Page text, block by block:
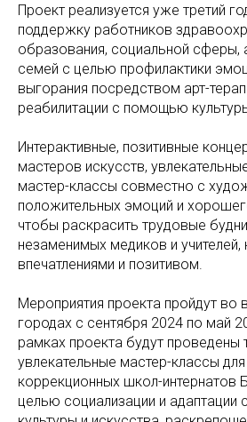
Проект реализуется уже третий
поддержку работников
образования, социальной сферы,
семей с целью профилактики
выгорания посредством арт-
реабилитации с помощью
Интерактивные, позитивные
мастеров искусств,
мастер-классы совместно с
положительных эмоций и
чтобы раскрасить трудовые
незаменимых медиков и учителей,
впечатлениями и позитивом.
Мероприятия проекта пройдут во
городах с сентября 2024 по май
рамках проекта будут проведены
увлекательные мастер-классы
коррекционных школ-интернатов
целью социализации и адаптации